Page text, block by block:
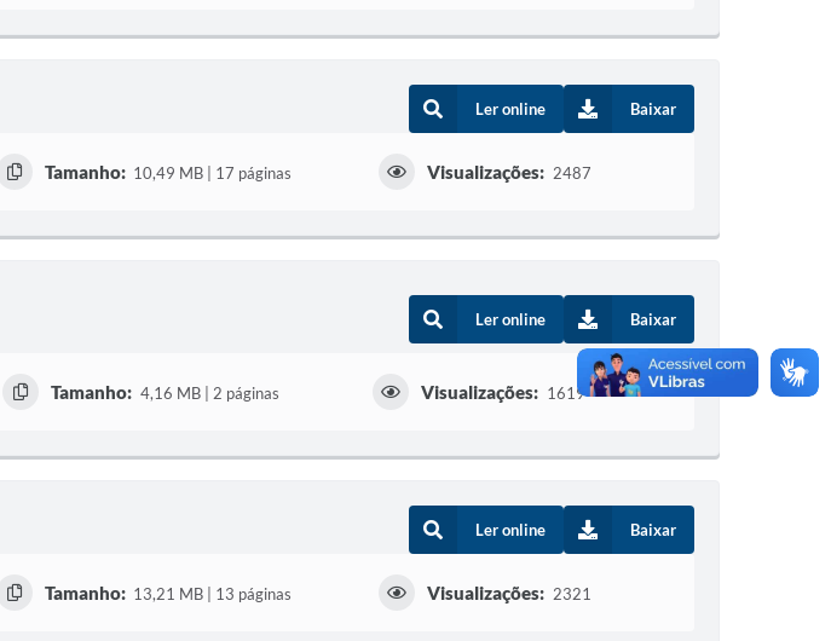
Ler online Baixar
Tamanho: 10,49 MB | 17 páginas Visualizações: 2487
Ler online Baixar
Tamanho: 4,16 MB | 2 páginas Visualizações: 1619
Ler online Baixar
Tamanho: 13,21 MB | 13 páginas Visualizações: 2321